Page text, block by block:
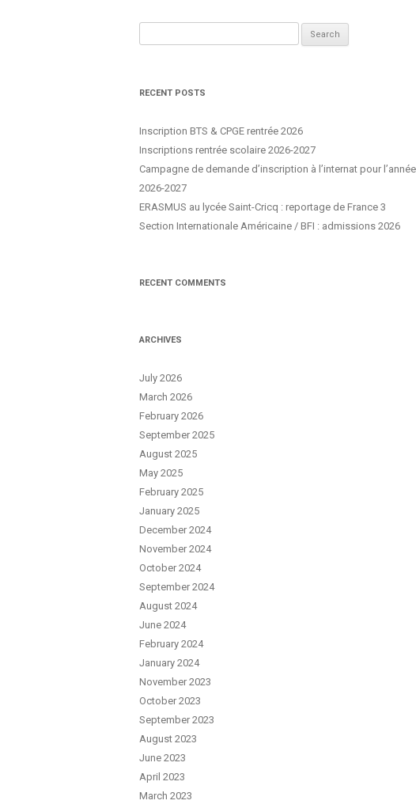
RECENT POSTS
Inscription BTS & CPGE rentrée 2026
Inscriptions rentrée scolaire 2026-2027
Campagne de demande d’inscription à l’internat pour l’année
2026-2027
ERASMUS au lycée Saint-Cricq : reportage de France 3
Section Internationale Américaine / BFI : admissions 2026
RECENT COMMENTS
ARCHIVES
July 2026
March 2026
February 2026
September 2025
August 2025
May 2025
February 2025
January 2025
December 2024
November 2024
October 2024
September 2024
August 2024
June 2024
February 2024
January 2024
November 2023
October 2023
September 2023
August 2023
June 2023
April 2023
March 2023